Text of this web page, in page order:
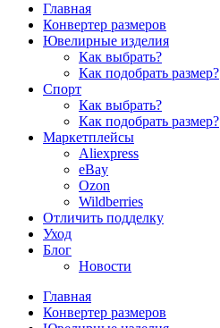
Главная
Конвертер размеров
Ювелирные изделия
Как выбрать?
Как подобрать размер?
Спорт
Как выбрать?
Как подобрать размер?
Маркетплейсы
Aliexpress
eBay
Ozon
Wildberries
Отличить подделку
Уход
Блог
Новости
Главная
Конвертер размеров